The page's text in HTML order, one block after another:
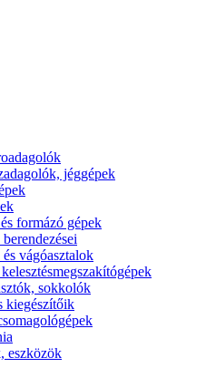
jéggépek
formázó gépek
vágóasztalok
sokkolók
kiegészítőik
eszközök